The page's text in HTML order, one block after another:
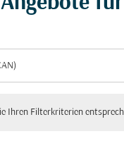
Ihren Filterkriterien